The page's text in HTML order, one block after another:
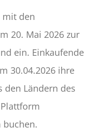
mit den
20. Mai 2026 zur
ein. Einkaufende
30.04.2026 ihre
den Ländern des
buchen.